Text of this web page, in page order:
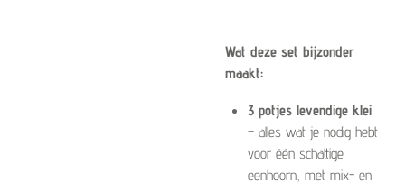
Wat deze set bijzonder
maakt:
3 potjes levendige klei
– alles wat je nodig hebt
voor één schattige
eenhoorn, met mix- en